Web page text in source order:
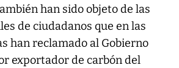
han sido objeto de las
de ciudadanos que en las
han reclamado al Gobierno
exportador de carbón del